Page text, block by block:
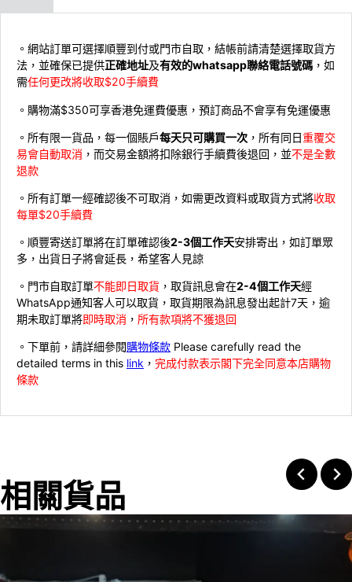
。網站訂單可選擇順豐到付或門市自取，結帳前請清楚選擇取貨方
法，並確保已提供正確地址及有效的whatsapp聯絡電話號碼 ，如
需任何更改將收取$20手續費
。購物滿$350可享香港免運費優惠，預訂商品不會享有免運優惠
。所有限一貨品，每一個賬戶每天只可購買一次 ，所有同日重覆交
易會自動取消 ，而交易金額將扣除銀行手續費後退回，並不是全數
退款
。所有訂單一經確認後不可取消，如需更改資料或取貨方式將收取
每單$20手續費
。順豐寄送訂單將在訂單確認後2-3個工作天安排寄出，如訂單眾
多，出貨日子將會延長，希望客人見諒
。門市自取訂單不能即日取貨 ，取貨訊息會在2-4個工作天經
WhatsApp通知客人可以取貨，取貨期限為訊息發出起計7天，逾
期未取訂單將即時取消 ， 所有款項將不獲退回
。下單前，請詳細參閱購物條款 Please carefully read the
detailed terms in this link ， 完成付款表示閣下完全同意本店購物
條款
相關貨品